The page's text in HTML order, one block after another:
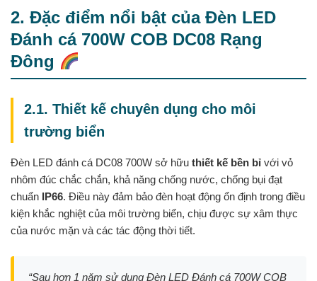
2. Đặc điểm nổi bật của Đèn LED
Đánh cá 700W COB DC08 Rạng
Đông
2.1. Thiết kế chuyên dụng cho môi
trường biển
Đèn LED đánh cá DC08 700W sở hữu thiết kế bền bỉ với vỏ
nhôm đúc chắc chắn, khả năng chống nước, chống bụi đạt
chuẩn
IP66. Điều này đảm bảo đèn hoạt động ổn định trong điều
kiện khắc nghiệt của môi trường biển, chịu được sự xâm thực
của nước mặn và các tác động thời tiết.
“Sau hơn 1 năm sử dụng Đèn LED Đánh cá 700W COB